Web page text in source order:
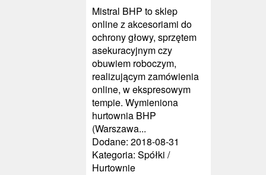
Mistral BHP to sklep
online z akcesoriami do
ochrony głowy, sprzętem
asekuracyjnym czy
obuwiem roboczym,
realizującym zamówienia
online, w ekspresowym
tempie. Wymieniona
hurtownia BHP
(Warszawa...
Dodane: 2018-08-31
Kategoria: Spółki /
Hurtownie